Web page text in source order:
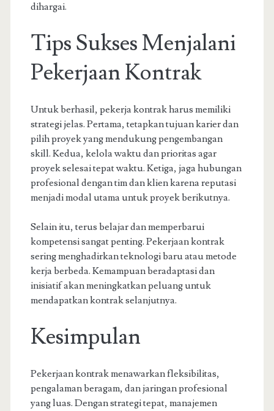
dihargai.
Tips Sukses Menjalani
Pekerjaan Kontrak
Untuk berhasil, pekerja kontrak harus memiliki
strategi jelas. Pertama, tetapkan tujuan karier dan
pilih proyek yang mendukung pengembangan
skill. Kedua, kelola waktu dan prioritas agar
proyek selesai tepat waktu. Ketiga, jaga hubungan
profesional dengan tim dan klien karena reputasi
menjadi modal utama untuk proyek berikutnya.
Selain itu, terus belajar dan memperbarui
kompetensi sangat penting. Pekerjaan kontrak
sering menghadirkan teknologi baru atau metode
kerja berbeda. Kemampuan beradaptasi dan
inisiatif akan meningkatkan peluang untuk
mendapatkan kontrak selanjutnya.
Kesimpulan
Pekerjaan kontrak menawarkan fleksibilitas,
pengalaman beragam, dan jaringan profesional
yang luas. Dengan strategi tepat, manajemen